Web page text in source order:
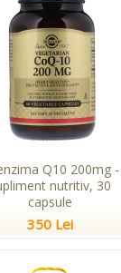
Q10 200mg -
nutritiv, 30
capsule
350 Lei